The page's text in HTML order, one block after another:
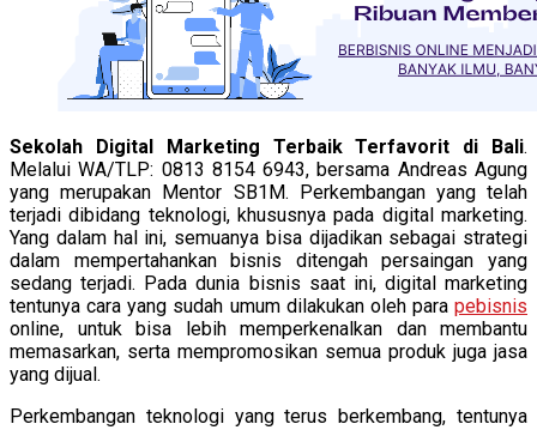
Sekolah Digital Marketing Terbaik Terfavorit di Bali.
Melalui WA/TLP: 0813 8154 6943, bersama Andreas Agung
yang merupakan Mentor SB1M. Perkembangan yang telah
terjadi dibidang teknologi, khususnya pada digital marketing.
Yang dalam hal ini, semuanya bisa dijadikan sebagai strategi
dalam mempertahankan bisnis ditengah persaingan yang
sedang terjadi. Pada dunia bisnis saat ini, digital marketing
tentunya cara yang sudah umum dilakukan oleh para pebisnis
online, untuk bisa lebih memperkenalkan dan membantu
memasarkan, serta mempromosikan semua produk juga jasa
yang dijual.
Perkembangan teknologi yang terus berkembang, tentunya